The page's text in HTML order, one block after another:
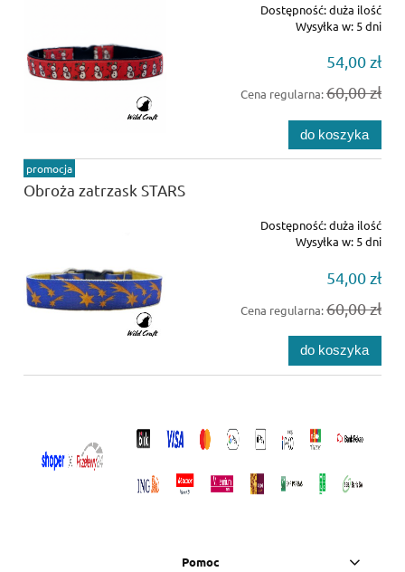
Dostępność:duża ilość
Wysyłka w: 5 dni
54,00 zł
Cena regularna:60,00 zł
do koszyka
Obroża zatrzask STARS
Dostępność:duża ilość
Wysyłka w: 5 dni
54,00 zł
Cena regularna:60,00 zł
do koszyka
promocja
Pomoc